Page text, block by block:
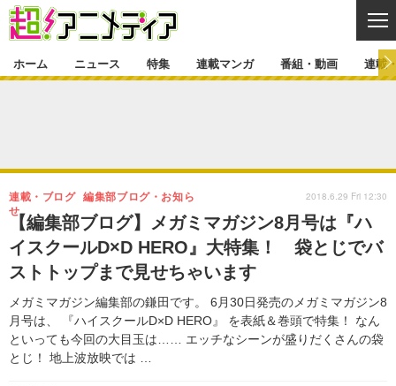
ゲーム・アプリ マンガ
グッズ イベント
声優
舞台 新帝スタ
特集一覧 カバー
ラキりす
連載マンガ
連載マンガ一覧 連載一覧
番組・動画
番組・動画一覧 ラジオ
動画
連載・ブログ
連載・ブログ一覧
編集部ブログ・お知らせ
ホーム ニュース 特集 連載マンガ 番組・動画 連載
【編集部ブログ】メガミマガジン8月号は『ハ
イスクールD×D HERO』大特集！ 袋とじでバ
ストトップまで見せちゃいます
メガミマガジン編集部の鎌田です。 6月30日発売のメガミマガジン8
月号は、 『ハイスクールD×D HERO』 を表紙＆巻頭で特集！ なん
といっても今回の大目玉は…… エッチなシーンが盛りだくさんの袋
とじ！ 地上波放映では …
連載・ブログ
編集部ブログ・お知ら
せ
2018.6.29 Fri 12:30